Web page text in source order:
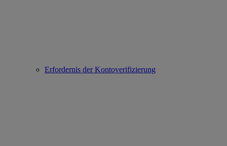
Erfordernis der Kontoverifizierung